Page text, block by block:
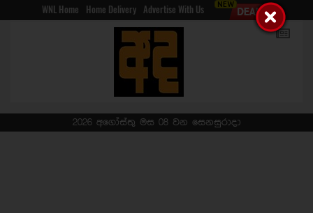
WNL Home Home Delivery Advertise With Us
2026 අගෝස්තු මස 08 වන සෙනසුරාදා